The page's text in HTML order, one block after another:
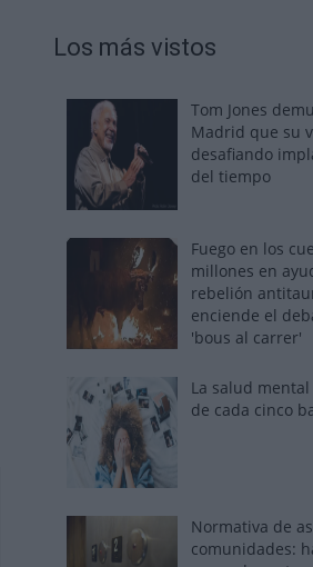
Los más vistos
Tom Jones
Madrid que su
desafiando
del tiempo
Fuego en los
millones en
rebelión
enciende el
'bous al carrer'
La salud
de cada cinco
Normativa de
comunidades: